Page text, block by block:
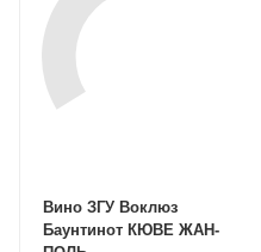
Вино ЗГУ Воклюз
Баунтинот КЮВЕ ЖАН-